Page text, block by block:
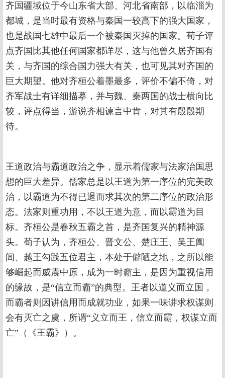
齐国疆域位于今山东省大部、河北省南部，以临淄为
都城，是当时最有资格与秦国一较高下的强大国家，
也是战国七雄中最后一个被秦国灭掉的国家。荀子评
点齐国比其他任何国家都详尽，这与他曾久居齐国有
关，与齐国的综合国力强大有关，也可见其对齐国的
巨大期望。他对齐桓公着墨最多，评价不偏不倚，对
齐军战士有详细描摹，并与魏、秦两国的战士横向比
较，评点得当，游说齐相谏言中肯，对其有殷殷期
待。
王道政治与霸道政治之争，显示着儒家与法家治国思
想的巨大差异。儒家总是以王道为第一序位的完美政
治，以霸道为不得已退而求其次的第二序位的政治形
态。法家则重功用，不以王道为意，而以霸道为目
标。齐桓公是春秋五霸之首，是齐国复兴的精神源
头。荀子认为，齐桓公、晋文公、楚庄王、吴王阖
闾、越王勾践五位君主，本处于僻陋之地，之所以能
够崛起而威震中原，成为一时霸主，是因为重视信用
的缘故，是“信立而霸”的典型。王者以道义而立国，
而霸者则因讲信用而成就功业，如果一味讲求权谋则
会有灭亡之虞，所谓“义立而王，信立而霸，权谋立而
亡”（《王霸》）。